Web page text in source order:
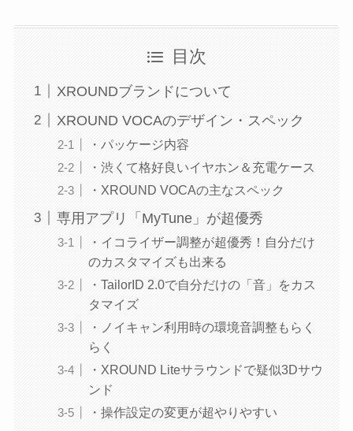
目次
XROUNDブランドについて
XROUND VOCAのデザイン・スペック
・パッケージ内容
・渋くて格好良いイヤホン＆充電ケース
・XROUND VOCAの主なスペック
専用アプリ「MyTune」が超優秀
・イコライザー調整が超優秀！自分だけ
のカスタマイズも出来る
・TailorID 2.0で自分だけの「音」をカス
タマイズ
・ノイキャン利用時の環境音調整もらく
らく
・XROUND Liteサラウンドで疑似3Dサウ
ンド
・操作設定の変更が超やりやすい